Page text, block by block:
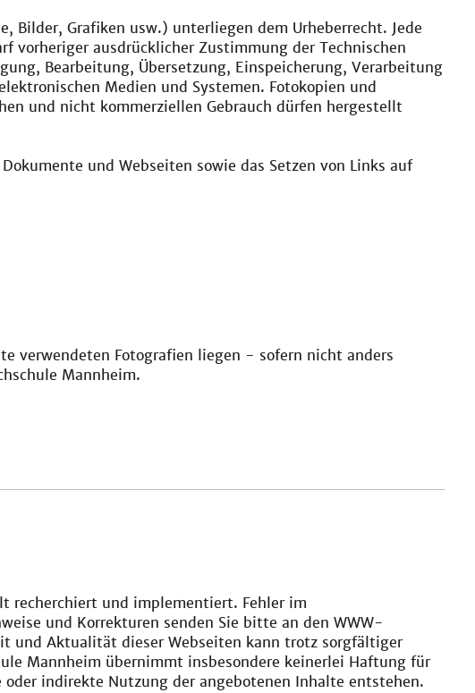
Grafiken usw.) unterliegen dem Urheberrecht. Jede
vorheriger ausdrücklicher Zustimmung der Technischen
Bearbeitung, Übersetzung, Einspeicherung, Verarbeitung
Medien und Systemen. Fotokopien und
und nicht kommerziellen Gebrauch dürfen hergestellt
und Webseiten sowie das Setzen von Links auf
verwendeten Fotografien liegen - sofern nicht anders
Mannheim.
recherchiert und implementiert. Fehler im
und Korrekturen senden Sie bitte an den WWW-
und Aktualität dieser Webseiten kann trotz sorgfältiger
Mannheim übernimmt insbesondere keinerlei Haftung für
indirekte Nutzung der angebotenen Inhalte entstehen.